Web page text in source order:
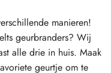
manieren!
geurbranders? Wij
alle drie in huis. Maak
geurtje om te